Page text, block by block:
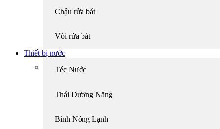
Chậu rửa bát
Vòi rửa bát
Thiết bị nước
Téc Nước
Thái Dương Năng
Bình Nóng Lạnh